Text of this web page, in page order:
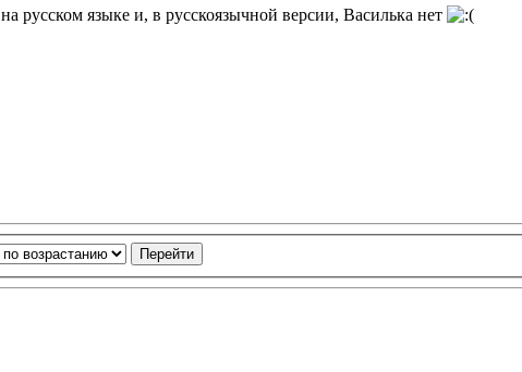
русском языке и, в русскоязычной версии, Василька нет